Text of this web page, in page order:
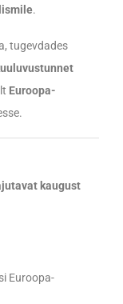
.
tugevdades
Euroopa-
kaugust
Euroopa-